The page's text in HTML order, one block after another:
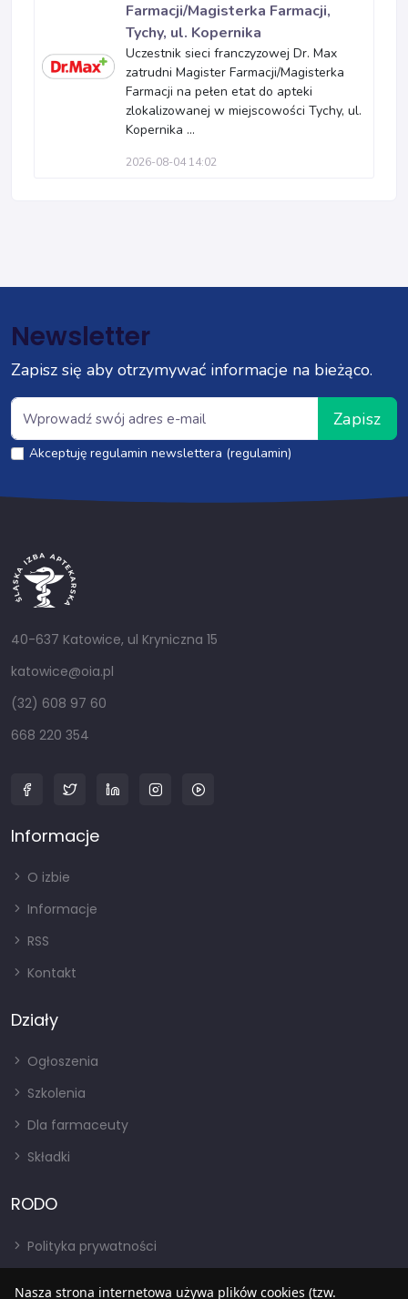
Farmacji/Magisterka Farmacji,
Tychy, ul. Kopernika
Uczestnik sieci franczyzowej Dr. Max
zatrudni Magister Farmacji/Magisterka
Farmacji na pełen etat do apteki
zlokalizowanej w miejscowości Tychy, ul.
Kopernika ...
2026-08-04 14:02
Newsletter
Zapisz się aby otrzymywać informacje na bieżąco.
Zapisz
Akceptuję regulamin newslettera (regulamin)
40-637 Katowice, ul Kryniczna 15
katowice@oia.pl
(32) 608 97 60
668 220 354
Informacje
O izbie
Informacje
RSS
Kontakt
Działy
Ogłoszenia
Szkolenia
Dla farmaceuty
Składki
RODO
Polityka prywatności
Nasza strona internetowa używa plików cookies (tzw.